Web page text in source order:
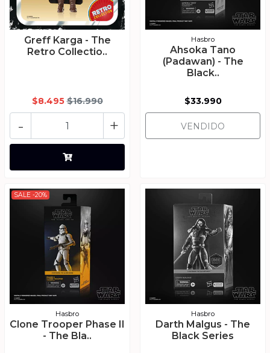
Greff Karga - The
Retro Collectio..
$8.495 $16.990
+
-
Hasbro
Ahsoka Tano
(Padawan) - The
Black..
$33.990
VENDIDO
SALE -20%
Hasbro
Clone Trooper Phase II
- The Bla..
Hasbro
Darth Malgus - The
Black Series